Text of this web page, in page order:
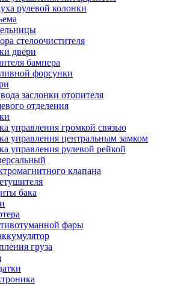
рулевой колонки
стелоочистителя
двери
бампера
форсунки
заслонки отопителя
отделения
управления громкой связью
управления центральным замком
управления рулевой рейкой
клапана
бака
фары
груза